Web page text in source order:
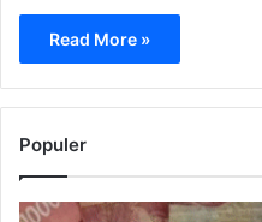
Read More »
Populer